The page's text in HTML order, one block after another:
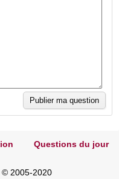
Questions du jour
© 2005-2020